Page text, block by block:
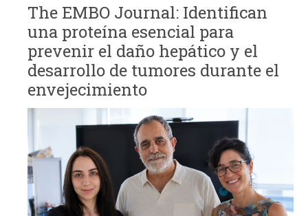
The EMBO Journal: Identifican
una proteína esencial para
prevenir el daño hepático y el
desarrollo de tumores durante el
envejecimiento